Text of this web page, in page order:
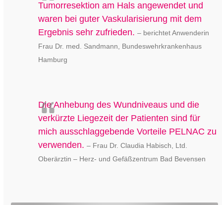
Tumorresektion am Hals angewendet und
waren bei guter Vaskularisierung mit dem
Ergebnis sehr zufrieden. – berichtet Anwenderin
Frau Dr. med. Sandmann, Bundeswehrkrankenhaus
Hamburg
Die Anhebung des Wundniveaus und die
verkürzte Liegezeit der Patienten sind für
mich ausschlaggebende Vorteile PELNAC zu
verwenden. – Frau Dr. Claudia Habisch, Ltd.
Oberärztin – Herz- und Gefäßzentrum Bad Bevensen